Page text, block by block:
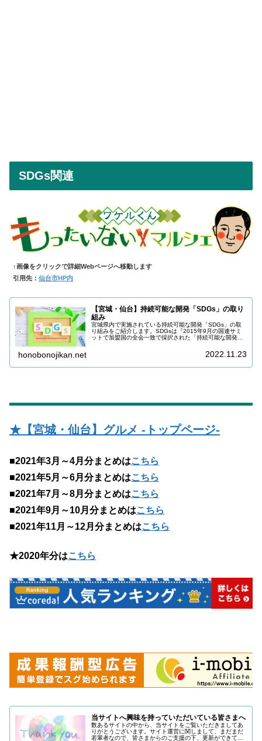
SDGs関連
↑画像をクリックで詳細Webページへ移動します
引用先： 仙台市HP内
【宮城・仙台】持続可能な開発「SDGs」の取り
組み
宮城県内で実施されている持続可能な開発「SDGs」の取
り組みをご紹介します。SDGsは『2015年9月の国連サミ
ットで加盟国の全会一致で採択された「持続可能な開発の
続可能でよりよい世界を目指す国際目標』です。
honobonojikan.net 2022.11.23
★【宮城・仙台】グルメ -トップページ-
■2021年3月～4月分まとめはこちら
■2021年5月～6月分まとめはこちら
■2021年7月～8月分まとめはこちら
■2021年9月～10月分まとめはこちら
■2021年11月～12月分まとめはこちら
★2020年分はこちら
当サイトへ興味を持っていただいている皆さまへ
数あるサイトの中から、当サイトをご覧いただきましてあ
りがとうございます。サイト運営に関しまして、まだまだ
若輩者なので、皆さまからのご支援の下、更新ができてい